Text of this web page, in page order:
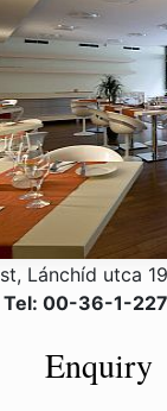
Lánchíd utca
Tel: 00-36-1-
Enquiry